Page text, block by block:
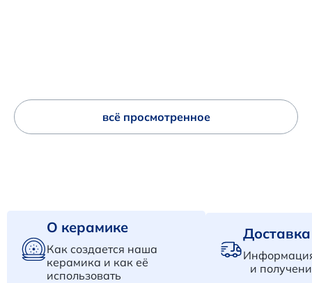
всё просмотренное
О керамике
Как создается наша
керамика и как её
использовать
и